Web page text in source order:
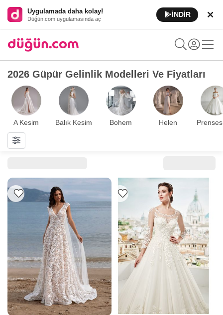
Uygulamada daha kolay!
Düğün.com uygulamasında aç
İNDİR
2026 Güpür Gelinlik Modelleri Ve Fiyatları
A Kesim Balık Kesim Bohem Helen